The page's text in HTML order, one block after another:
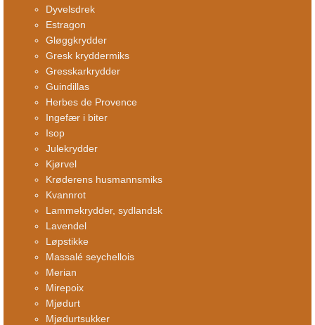
Dyvelsdrek
Estragon
Gløggkrydder
Gresk kryddermiks
Gresskarkrydder
Guindillas
Herbes de Provence
Ingefær i biter
Isop
Julekrydder
Kjørvel
Krøderens husmannsmiks
Kvannrot
Lammekrydder, sydlandsk
Lavendel
Løpstikke
Massalé seychellois
Merian
Mirepoix
Mjødurt
Mjødurtsukker